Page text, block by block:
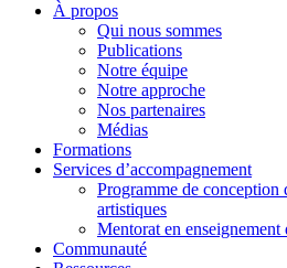
À propos
Qui nous sommes
Publications
Notre équipe
Notre approche
Nos partenaires
Médias
Formations
Services d’accompagnement
Programme de conception
artistiques
Mentorat en enseignement
Communauté